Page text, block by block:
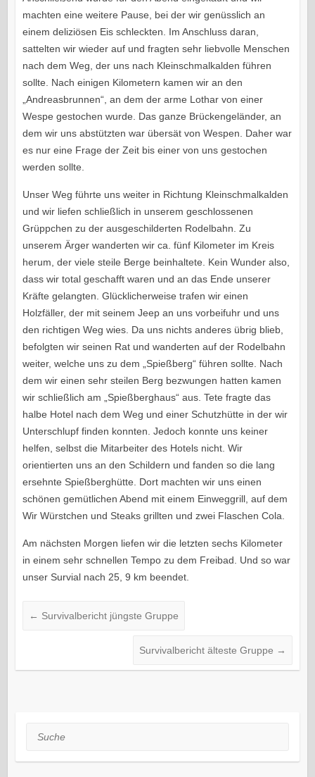
machten eine weitere Pause, bei der wir genüsslich an
einem deliziösen Eis schleckten. Im Anschluss daran,
sattelten wir wieder auf und fragten sehr liebvolle Menschen
nach dem Weg, der uns nach Kleinschmalkalden führen
sollte. Nach einigen Kilometern kamen wir an den
„Andreasbrunnen“, an dem der arme Lothar von einer
Wespe gestochen wurde. Das ganze Brückengeländer, an
dem wir uns abstützten war übersät von Wespen. Daher war
es nur eine Frage der Zeit bis einer von uns gestochen
werden sollte.
Unser Weg führte uns weiter in Richtung Kleinschmalkalden
und wir liefen schließlich in unserem geschlossenen
Grüppchen zu der ausgeschilderten Rodelbahn. Zu
unserem Ärger wanderten wir ca. fünf Kilometer im Kreis
herum, der viele steile Berge beinhaltete. Kein Wunder also,
dass wir total geschafft waren und an das Ende unserer
Kräfte gelangten. Glücklicherweise trafen wir einen
Holzfäller, der mit seinem Jeep an uns vorbeifuhr und uns
den richtigen Weg wies. Da uns nichts anderes übrig blieb,
befolgten wir seinen Rat und wanderten auf der Rodelbahn
weiter, welche uns zu dem „Spießberg“ führen sollte. Nach
dem wir einen sehr steilen Berg bezwungen hatten kamen
wir schließlich am „Spießberghaus“ aus. Tete fragte das
halbe Hotel nach dem Weg und einer Schutzhütte in der wir
Unterschlupf finden konnten. Jedoch konnte uns keiner
helfen, selbst die Mitarbeiter des Hotels nicht. Wir
orientierten uns an den Schildern und fanden so die lang
ersehnte Spießberghütte. Dort machten wir uns einen
schönen gemütlichen Abend mit einem Einweggrill, auf dem
Wir Würstchen und Steaks grillten und zwei Flaschen Cola.
Am nächsten Morgen liefen wir die letzten sechs Kilometer
in einem sehr schnellen Tempo zu dem Freibad. Und so war
unser Survial nach 25, 9 km beendet.
← Survivalbericht jüngste Gruppe
Survivalbericht älteste Gruppe →
Suche